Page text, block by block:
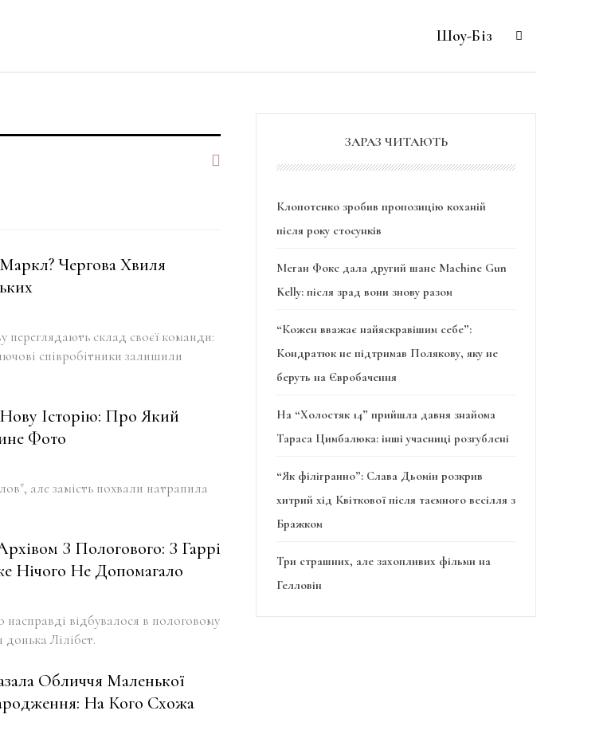
Шоу-Біз
Чергова Хвиля
переглядають склад своєї команди:
співробітники залишили
Історію: Про Який
Фото
але замість похвали натрапила
З Пологового: З Гаррі
Нічого Не Допомагало
відбувалося в пологовому
Лілібет.
Обличчя Маленької
На Кого Схожа
ЗАРАЗ ЧИТАЮТЬ
Клопотенко зробив пропозицію коханій
після року стосунків
Меган Фокс дала другий шанс Machine Gun
Kelly: після зрад вони знову разом
“Кожен вважає найяскравішим себе”:
Кондратюк не підтримав Полякову, яку не
беруть на Євробачення
На “Холостяк 14” прийшла давня знайома
Тараса Цимбалюка: інші учасниці розгублені
“Як філігранно”: Слава Дьомін розкрив
хитрий хід Квіткової після таємного весілля з
Бражком
Три страшних, але захопливих фільми на
Гелловін